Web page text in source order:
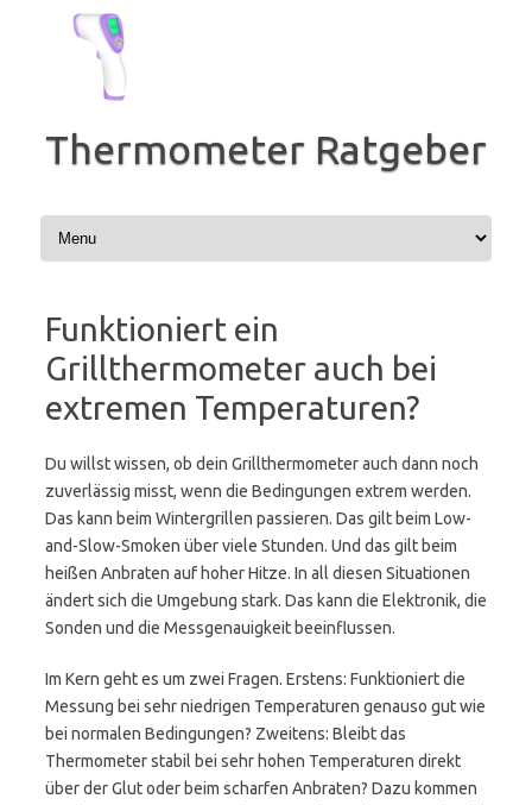
springen
Thermometer Ratgeber
Funktioniert ein
Grillthermometer auch bei
extremen Temperaturen?
Du willst wissen, ob dein Grillthermometer auch dann noch
zuverlässig misst, wenn die Bedingungen extrem werden.
Das kann beim Wintergrillen passieren. Das gilt beim Low-
and-Slow-Smoken über viele Stunden. Und das gilt beim
heißen Anbraten auf hoher Hitze. In all diesen Situationen
ändert sich die Umgebung stark. Das kann die Elektronik, die
Sonden und die Messgenauigkeit beeinflussen.
Im Kern geht es um zwei Fragen. Erstens: Funktioniert die
Messung bei sehr niedrigen Temperaturen genauso gut wie
bei normalen Bedingungen? Zweitens: Bleibt das
Thermometer stabil bei sehr hohen Temperaturen direkt
über der Glut oder beim scharfen Anbraten? Dazu kommen